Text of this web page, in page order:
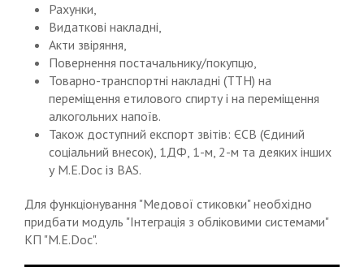
Рахунки,
Видаткові накладні,
Акти звіряння,
Повернення постачальнику/покупцю,
Товарно-транспортні накладні (ТТН) на
переміщення етилового спирту і на переміщення
алкогольних напоїв.
Також доступний експорт звітів: ЄСВ (Єдиний
соціальний внесок), 1ДФ, 1-м, 2-м та деяких інших
у M.E.Doc із BAS.
Для функціонування "Медової стиковки" необхідно
придбати модуль "Інтеграція з обліковими системами"
КП "M.E.Doc".